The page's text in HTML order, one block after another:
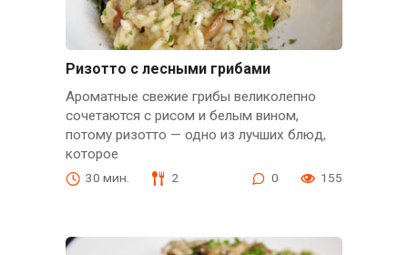
Ризотто с лесными грибами
Ароматные свежие грибы великолепно
сочетаются с рисом и белым вином,
потому ризотто — одно из лучших блюд,
которое
30 мин. 2 0 155